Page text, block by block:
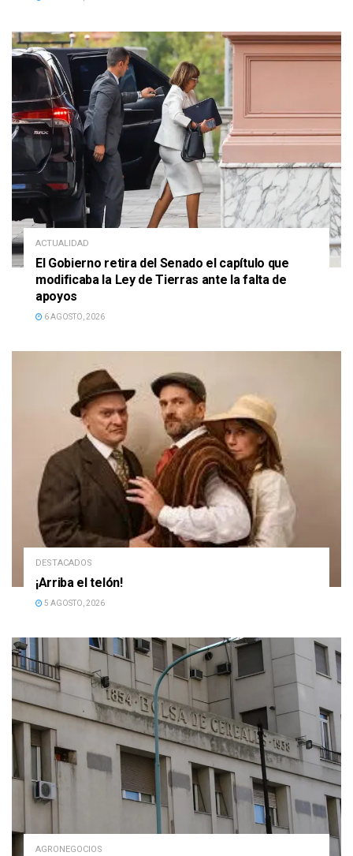
ACTUALIDAD
El Gobierno retira del Senado el capítulo que
modificaba la Ley de Tierras ante la falta de
apoyos
6 AGOSTO, 2026
DESTACADOS
¡Arriba el telón!
5 AGOSTO, 2026
AGRONEGOCIOS